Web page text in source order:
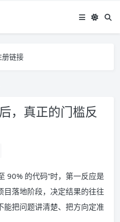
链接
资源失效请备注留言，感谢！
链接
，真正的门槛反
90% 的代码”时，第一反应是
落地阶段，决定结果的往往
把问题讲清楚、把方向定准